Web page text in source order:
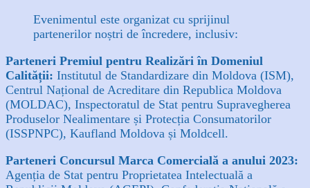
Evenimentul este organizat cu sprijinul
partenerilor noștri de încredere, inclusiv:
Parteneri Premiul pentru Realizări în Domeniul
Calității: Institutul de Standardizare din Moldova (ISM),
Centrul Național de Acreditare din Republica Moldova
(MOLDAC), Inspectoratul de Stat pentru Supravegherea
Produselor Nealimentare și Protecția Consumatorilor
(ISSPNPC), Kaufland Moldova și Moldcell.
Parteneri Concursul Marca Comercială a anului 2023:
Agenția de Stat pentru Proprietatea Intelectuală a